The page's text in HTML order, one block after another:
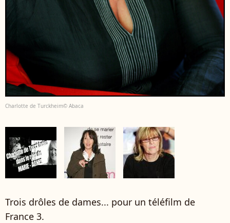
Charlotte de Turckheim© Abaca
Trois drôles de dames... pour un téléfilm de
France 3.